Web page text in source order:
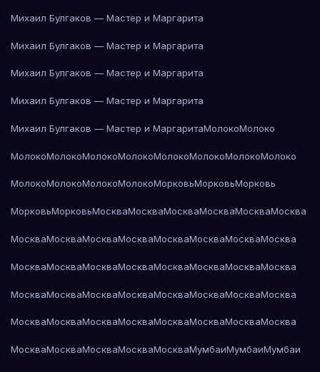
Михаил Булгаков — Мастер и Маргарита
Михаил Булгаков — Мастер и Маргарита
Михаил Булгаков — Мастер и Маргарита
Михаил Булгаков — Мастер и Маргарита
Михаил Булгаков — Мастер и МаргаритаМолокоМолоко
МолокоМолокоМолокоМолокоМолокоМолокоМолокоМолоко
МолокоМолокоМолокоМолокоМорковьМорковьМорковь
МорковьМорковьМоскваМоскваМоскваМоскваМоскваМосква
МоскваМоскваМоскваМоскваМоскваМоскваМоскваМосква
МоскваМоскваМоскваМоскваМоскваМоскваМоскваМосква
МоскваМоскваМоскваМоскваМоскваМоскваМоскваМосква
МоскваМоскваМоскваМоскваМоскваМоскваМоскваМосква
МоскваМоскваМоскваМоскваМоскваМумбаиМумбаиМумбаи